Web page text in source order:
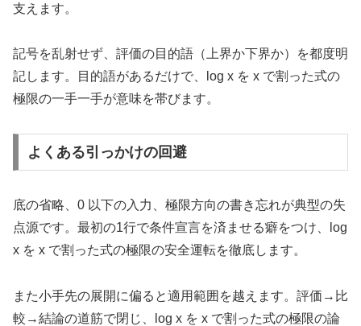
支えます。
記号を乱射せず、評価の目的語（上界か下界か）を都度明
記します。目的語があるだけで、log x を x で割った式の
極限の一手一手が意味を帯びます。
よくある引っかけの回避
底の省略、0 以下の入力、極限方向の書き忘れが典型の失
点源です。最初の1行で条件宣言を済ませる癖をつけ、log
x を x で割った式の極限の安全運転を徹底します。
また小手先の展開に偏ると適用範囲を越えます。評価→比
較→結論の道筋で閉じ、log x を x で割った式の極限の論